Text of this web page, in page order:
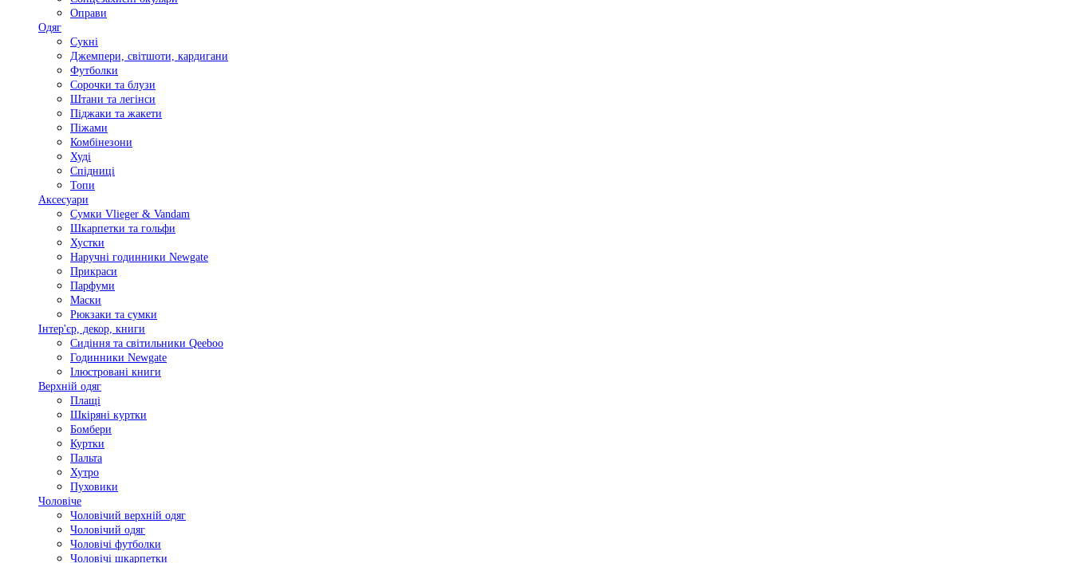
Оправи
Одяг
Сукні
Джемпери, світшоти, кардигани
Футболки
Сорочки та блузи
Штани та легінси
Піджаки та жакети
Піжами
Комбінезони
Худі
Спідниці
Топи
Аксесуари
Сумки Vlieger & Vandam
Шкарпетки та гольфи
Хустки
Наручні годинники Newgate
Прикраси
Парфуми
Маски
Рюкзаки та сумки
Інтер'єр, декор, книги
Сидіння та світильники Qeeboo
Годинники Newgate
Ілюстровані книги
Верхній одяг
Плащі
Шкіряні куртки
Бомбери
Куртки
Пальта
Хутро
Пуховики
Чоловіче
Чоловічий верхній одяг
Чоловічий одяг
Чоловічі футболки
Чоловічі шкарпетки